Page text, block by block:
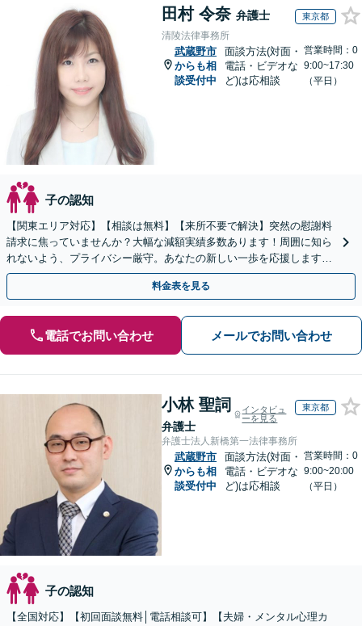
田村 令奈 弁護士 東京都
清陵法律事務所
武蔵野市
からも相
談受付中
面談方法(対面・
電話・ビデオな
ど)は応相談
営業時間：0
9:00~17:30
（平日）
子の認知
【関東エリア対応】【相談は無料】【来所不要で解決】突然の慰謝料
請求に焦っていませんか？大幅な減額実績多数あります！周囲に知ら
れないよう、プライバシー厳守。あなたの新しい一歩を応援しますの
で、まずはご相談ください。
料金表を見る
電話でお問い合わせ メールでお問い合わせ
小林 聖詞
弁護士
インタビュ
ーを見る
東京都
弁護士法人新橋第一法律事務所
武蔵野市
からも相
談受付中
面談方法(対面・
電話・ビデオな
ど)は応相談
営業時間：0
9:00~20:00
（平日）
子の認知
【全国対応】【初回面談無料│電話相談可】【夫婦・メンタル心理カ